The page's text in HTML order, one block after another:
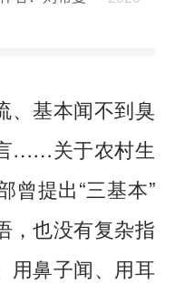
基本闻不到臭
……关于农村生
曾提出“三基本”
，也没有复杂指
用鼻子闻、用耳